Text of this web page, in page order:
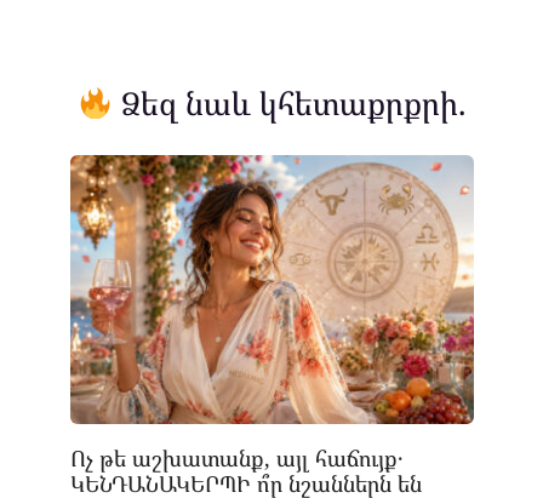
Ձեզ նաև կհետաքրքրի.
Ոչ թե աշխատանք, այլ հաճույք․
ԿԵՆԴԱՆԱԿԵՐՊԻ ո՞ր նշաններն են